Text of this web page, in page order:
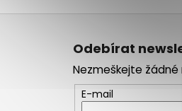
Z
Odebírat
Nezmeškejte žádné
E-mail